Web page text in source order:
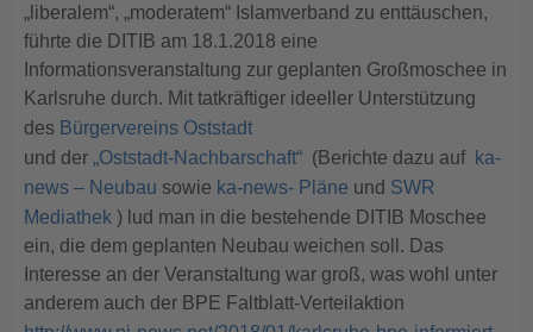
„liberalem“, „moderatem“ Islamverband zu enttäuschen,
führte die DITIB am 18.1.2018 eine
Informationsveranstaltung zur geplanten Großmoschee in
Karlsruhe durch. Mit tatkräftiger ideeller Unterstützung
des Bürgervereins Oststadt
und der „Oststadt-Nachbarschaft“ (Berichte dazu auf ka-
news – Neubau sowie ka-news- Pläne und SWR
Mediathek ) lud man in die bestehende DITIB Moschee
ein, die dem geplanten Neubau weichen soll. Das
Interesse an der Veranstaltung war groß, was wohl unter
anderem auch der BPE Faltblatt-Verteilaktion